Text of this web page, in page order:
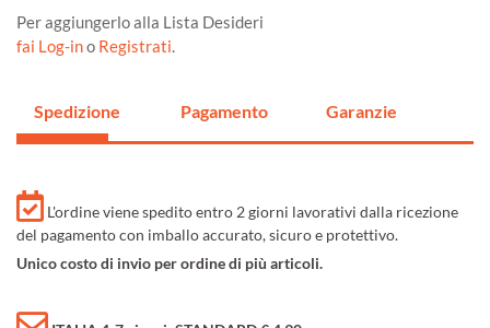
Per aggiungerlo alla Lista Desideri
fai Log-ino Registrati.
Spedizione Pagamento Garanzie
L'ordine viene spedito entro 2 giorni lavorativi dalla ricezione
del pagamento con imballo accurato, sicuro e protettivo.
Unico costo di invio per ordine di più articoli.